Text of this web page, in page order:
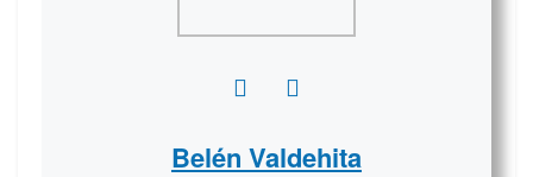
Belén Valdehita